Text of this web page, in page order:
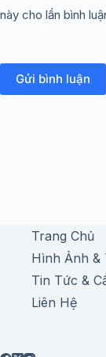
này cho lần bình
Gửi bình luận
Trang Chủ
Hình Ảnh &
Tin Tức &
Liên Hệ